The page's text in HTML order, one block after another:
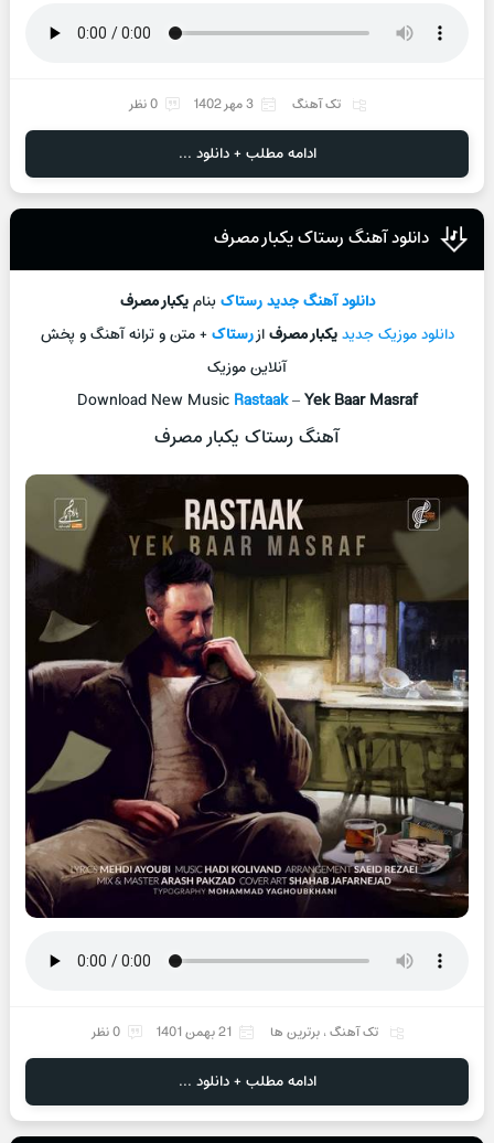
تک آهنگ 3 مهر 1402 0 نظر
ادامه مطلب + دانلود ...
دانلود آهنگ رستاک یکبار مصرف
دانلود آهنگ جديدرستاکبنامیکبار مصرف
دانلود موزیک جديدیکبار مصرفازرستاک+ متن و ترانه آهنگ و پخش
آنلاين موزيک
Download New Music Rastaak–Yek Baar Masraf
آهنگ رستاک یکبار مصرف
تک آهنگ، برترین ها 21 بهمن 1401 0 نظر
ادامه مطلب + دانلود ...